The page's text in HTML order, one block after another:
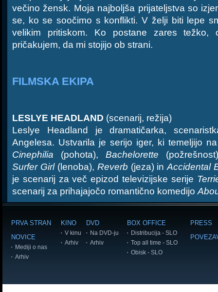
večino žensk. Moja najboljša prijateljstva so
se, ko se soočimo s konflikti. V želji biti lepe
velikim pritiskom. Ko postane zares težko,
pričakujem, da mi stojijo ob strani.
FILMSKA EKIPA
LESLYE HEADLAND (scenarij, režija)
Leslye Headland je dramatičarka,
Angelesa. Ustvarila je serijo iger, ki temeljijo
Cinephilia (pohota), Bachelorette
Surfer Girl(lenoba), Reverb (jeza) inAccidental
je scenarij za več epizod televizijske serije
scenarij za prihajajočo romantično komedijo
PRVA STRAN
NOVICE
Mediji o nas
Arhiv
KINO
V kinu
Arhiv
DVD
Na DVD-ju
Arhiv
BOX OFFICE
Distribucija - SLO
Top all time - SLO
Obisk - SLO
PRESS